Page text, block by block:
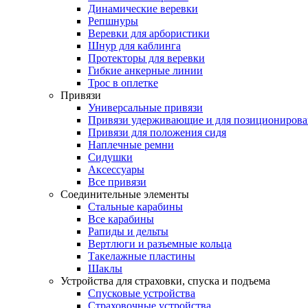
Динамические веревки
Репшнуры
Веревки для арбористики
Шнур для каблинга
Протекторы для веревки
Гибкие анкерные линии
Трос в оплетке
Привязи
Универсальные привязи
Привязи удерживающие и для
Привязи для положения сидя
Наплечные ремни
Сидушки
Аксессуары
Все привязи
Соединительные элементы
Стальные карабины
Все карабины
Рапиды и дельты
Вертлюги и разъемные кольца
Такелажные пластины
Шаклы
Устройства для страховки, спуска и подъема
Спусковые устройства
Страховочные устройства